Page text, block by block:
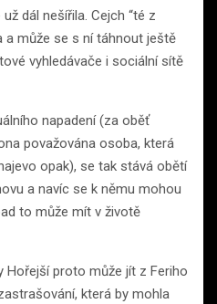
dál nešířila. Cejch “té z
a může se s ní táhnout ještě
vyhledávače i sociální sítě
napadení (za oběť
považována osoba, která
opak), se tak stává obětí
a navíc se k němu mohou
to může mít v životě
Hořejší proto může jít z Feriho
která by mohla